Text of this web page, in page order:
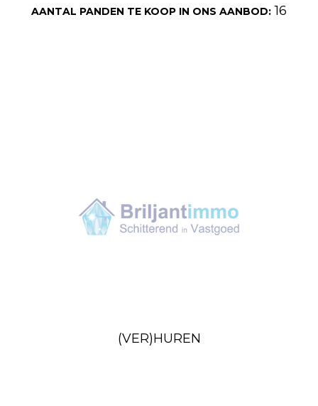
AANTAL PANDEN TE KOOP IN ONS AANBOD: 16
(VER)HUREN